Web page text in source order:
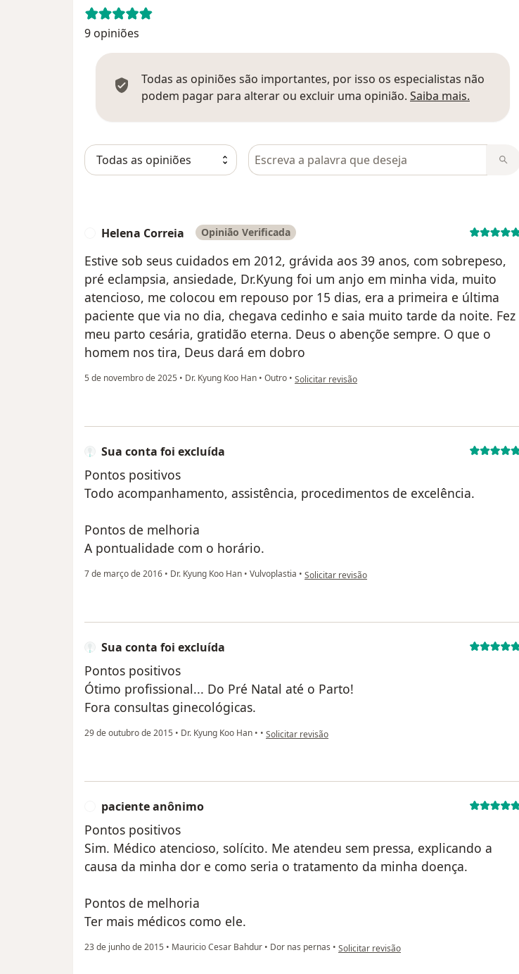
9 opiniões
Todas as opiniões são importantes, por isso os especialistas não
podem pagar para alterar ou excluir uma opinião. Saiba mais.
Pesquisar em opiniões
Helena Correia Opinião Verificada
Estive sob seus cuidados em 2012, grávida aos 39 anos, com sobrepeso,
pré eclampsia, ansiedade, Dr.Kyung foi um anjo em minha vida, muito
atencioso, me colocou em repouso por 15 dias, era a primeira e última
paciente que via no dia, chegava cedinho e saia muito tarde da noite. Fez
meu parto cesária, gratidão eterna. Deus o abençõe sempre. O que o
homem nos tira, Deus dará em dobro
5 de novembro de 2025 • Dr. Kyung Koo Han • Outro • na opinião do utilizador Helena Correia
Solicitar revisão
Sua conta foi excluída
Pontos positivos
Todo acompanhamento, assistência, procedimentos de excelência.
Pontos de melhoria
A pontualidade com o horário.
7 de março de 2016 • Dr. Kyung Koo Han • Vulvoplastia • na opinião do utilizador Sua conta foi excluída
Solicitar revisão
Sua conta foi excluída
Pontos positivos
Ótimo profissional... Do Pré Natal até o Parto!
Fora consultas ginecológicas.
29 de outubro de 2015 • Dr. Kyung Koo Han • • na opinião do utilizador Sua conta foi excluída
Solicitar revisão
paciente anônimo
Pontos positivos
Sim. Médico atencioso, solícito. Me atendeu sem pressa, explicando a
causa da minha dor e como seria o tratamento da minha doença.
Pontos de melhoria
Ter mais médicos como ele.
23 de junho de 2015 • Mauricio Cesar Bahdur • Dor nas pernas • na opinião do utilizador paciente anônimo
Solicitar revisão